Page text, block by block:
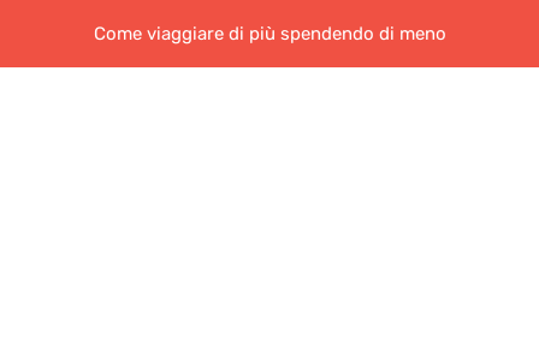
Come viaggiare di più spendendo di meno